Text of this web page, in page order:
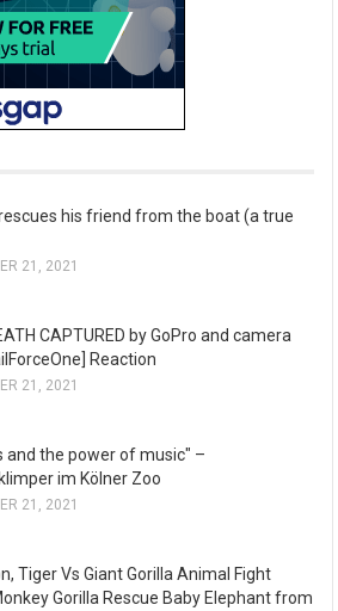
his friend from the boat (a true
21, 2021
CAPTURED by GoPro and camera
Reaction
21, 2021
and the power of music" –
im Kölner Zoo
21, 2021
Tiger Vs Giant Gorilla Animal Fight
Gorilla Rescue Baby Elephant from